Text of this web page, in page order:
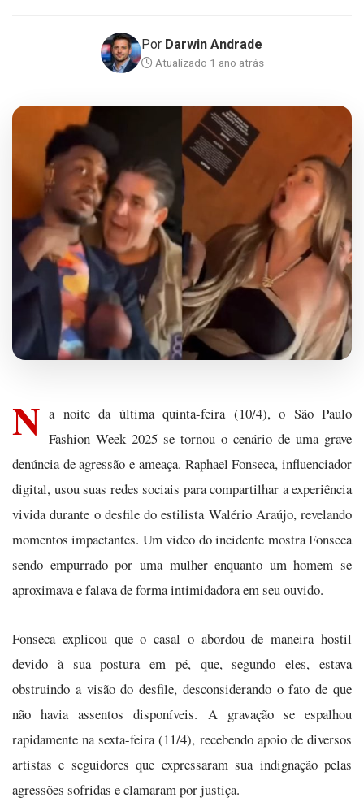
Por Darwin Andrade
Atualizado 1 ano atrás
N a noite da última quinta-feira (10/4), o São Paulo
Fashion Week 2025 se tornou o cenário de uma grave
denúncia de agressão e ameaça. Raphael Fonseca, influenciador
digital, usou suas redes sociais para compartilhar a experiência
vivida durante o desfile do estilista Walério Araújo, revelando
momentos impactantes. Um vídeo do incidente mostra Fonseca
sendo empurrado por uma mulher enquanto um homem se
aproximava e falava de forma intimidadora em seu ouvido.
Fonseca explicou que o casal o abordou de maneira hostil
devido à sua postura em pé, que, segundo eles, estava
obstruindo a visão do desfile, desconsiderando o fato de que
não havia assentos disponíveis. A gravação se espalhou
rapidamente na sexta-feira (11/4), recebendo apoio de diversos
artistas e seguidores que expressaram sua indignação pelas
agressões sofridas e clamaram por justiça.